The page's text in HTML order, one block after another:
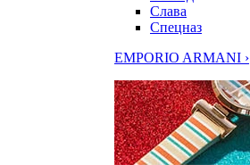
Слава
Спецназ
EMPORIO ARMANI ›